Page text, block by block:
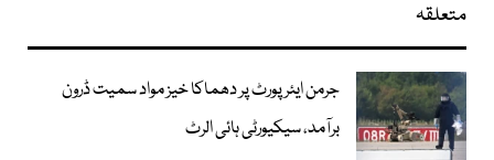
متعلقہ
جرمن ایئرپورٹ پر دھماکا خیز مواد سمیت ڈرون
برآمد، سیکیورٹی ہائی الرٹ